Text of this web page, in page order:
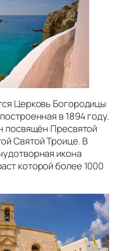
Церковь Богородицы
в 1894 году.
посвящён Пресвятой
Святой Троице. В
икона
которой более 1000